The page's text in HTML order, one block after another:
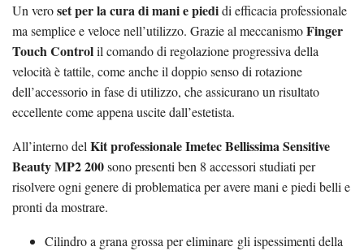
Un veroset per la cura di mani e piedidi efficacia professionale
ma semplice e veloce nell’utilizzo. Grazie al meccanismoFinger
Touch Controlil comando di regolazione progressiva della
velocità è tattile, come anche il doppio senso di rotazione
dell’accessorio in fase di utilizzo, che assicurano un risultato
eccellente come appena uscite dall’estetista.
All’interno delKit professionale Imetec Bellissima Sensitive
Beauty MP2 200sono presenti ben 8 accessori studiati per
risolvere ogni genere di problematica per avere mani e piedi belli e
pronti da mostrare.
Cilindro a grana grossa per eliminare gli ispessimenti della